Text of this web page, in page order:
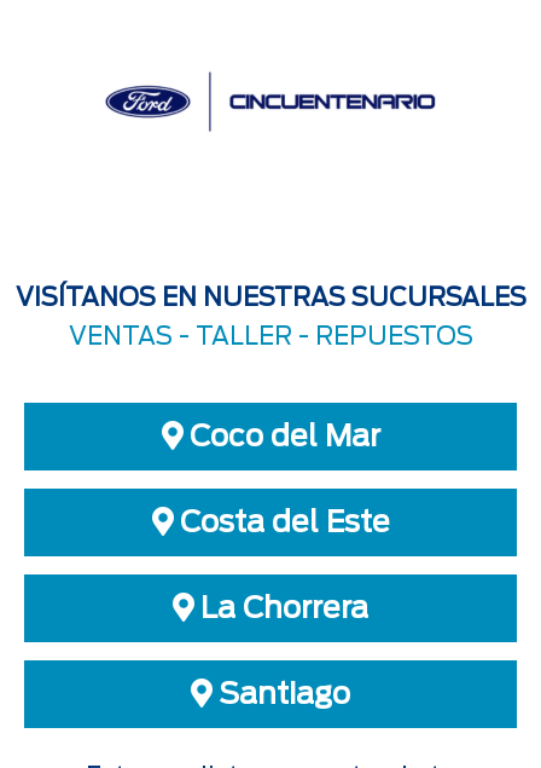
VISÍTANOS EN NUESTRAS SUCURSALES
VENTAS - TALLER - REPUESTOS
Coco del Mar
Costa del Este
La Chorrera
Santiago